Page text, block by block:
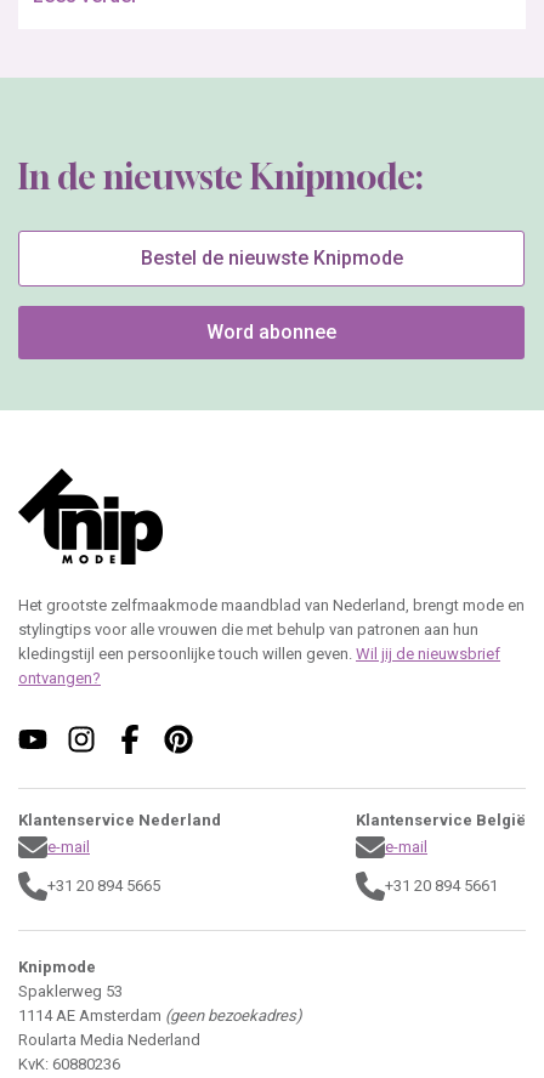
In de nieuwste Knipmode:
Bestel de nieuwste Knipmode
Word abonnee
Het grootste zelfmaakmode maandblad van Nederland, brengt mode en
stylingtips voor alle vrouwen die met behulp van patronen aan hun
kledingstijl een persoonlijke touch willen geven. Wil jij de nieuwsbrief
ontvangen?
Klantenservice Nederland
e-mail
+31 20 894 5665
Klantenservice België
e-mail
+31 20 894 5661
Knipmode
Spaklerweg 53
1114 AE Amsterdam (geen bezoekadres)
Roularta Media Nederland
KvK: 60880236